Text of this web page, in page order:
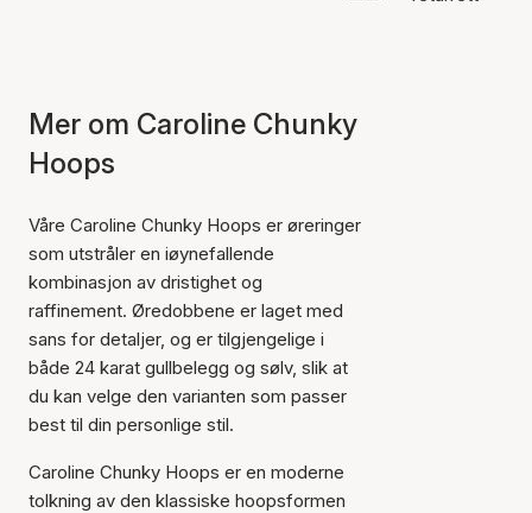
Mer om Caroline Chunky
Hoops
Våre Caroline Chunky Hoops er øreringer
som utstråler en iøynefallende
kombinasjon av dristighet og
raffinement. Øredobbene er laget med
sans for detaljer, og er tilgjengelige i
både 24 karat gullbelegg og sølv, slik at
du kan velge den varianten som passer
best til din personlige stil.
Caroline Chunky Hoops er en moderne
tolkning av den klassiske hoopsformen